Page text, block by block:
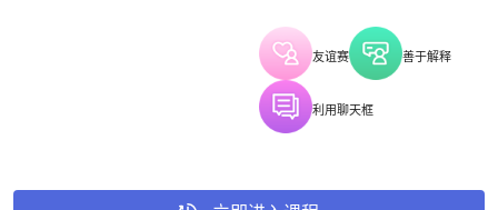
友谊赛 善于解释
利用聊天框